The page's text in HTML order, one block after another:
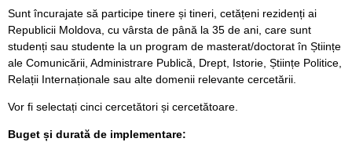
Sunt încurajate să participe tinere și tineri, cetățeni rezidenți ai
Republicii Moldova, cu vârsta de până la 35 de ani, care sunt
studenți sau studente la un program de masterat/doctorat în Științe
ale Comunicării, Administrare Publică, Drept, Istorie, Științe Politice,
Relații Internaționale sau alte domenii relevante cercetării.
Vor fi selectați cinci cercetători și cercetătoare.
Buget și durată de implementare: